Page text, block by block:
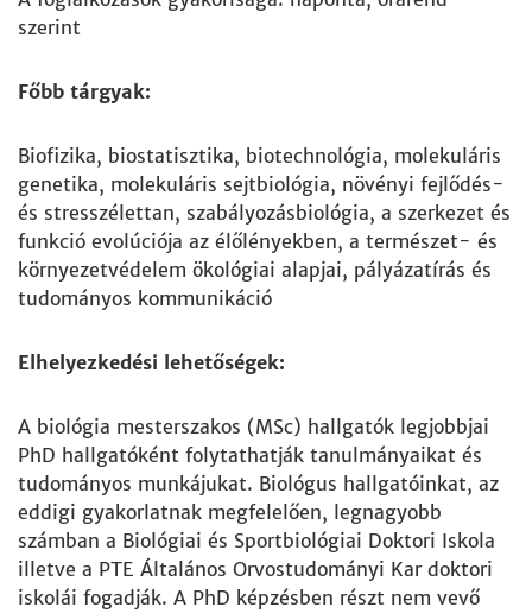
szerint
Főbb tárgyak:
Biofizika, biostatisztika, biotechnológia, molekuláris
genetika, molekuláris sejtbiológia, növényi fejlődés-
és stresszélettan, szabályozásbiológia, a szerkezet és
funkció evolúciója az élőlényekben, a természet- és
környezetvédelem ökológiai alapjai, pályázatírás és
tudományos kommunikáció
Elhelyezkedési lehetőségek:
A biológia mesterszakos (MSc) hallgatók legjobbjai
PhD hallgatóként folytathatják tanulmányaikat és
tudományos munkájukat. Biológus hallgatóinkat, az
eddigi gyakorlatnak megfelelően, legnagyobb
számban a Biológiai és Sportbiológiai Doktori Iskola
illetve a PTE Általános Orvostudományi Kar doktori
iskolái fogadják. A PhD képzésben részt nem vevő